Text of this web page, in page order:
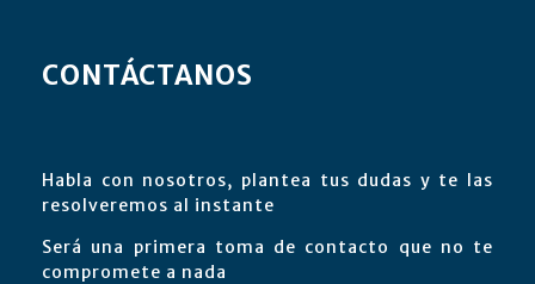
CONTÁCTANOS
Habla con nosotros, plantea tus dudas y te las
resolveremos al instante
Será una primera toma de contacto que no te
compromete a nada